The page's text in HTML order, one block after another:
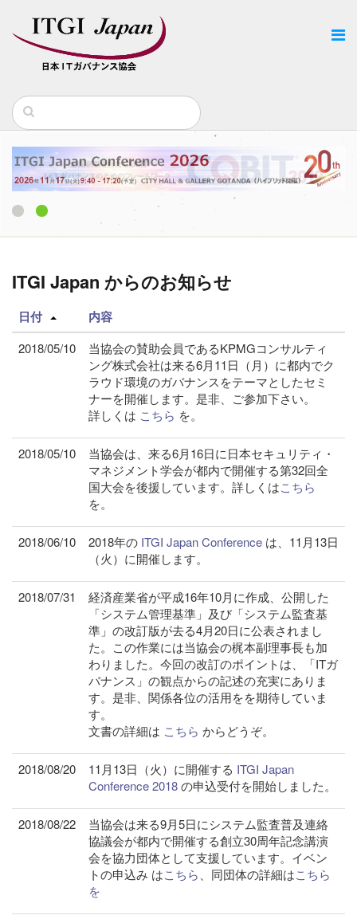
ITGI Japan からのお知らせ
日付 内容
2018/05/10
当協会の賛助会員であるKPMGコンサルティ
ング株式会社は来る6月11日（月）に都内でク
ラウド環境のガバナンスをテーマとしたセミ
ナーを開催します。是非、ご参加下さい。
詳しくは こちら を。
2018/05/10
当協会は、来る6月16日に日本セキュリティ・
マネジメント学会が都内で開催する第32回全
国大会を後援しています。詳しくはこちら
を。
2018/06/10 2018年の ITGI Japan Conference は、11月13日
（火）に開催します。
2018/07/31
経済産業省が平成16年10月に作成、公開した
「システム管理基準」及び「システム監査基
準」の改訂版が去る4月20日に公表されまし
た。この作業には当協会の梶本副理事長も加
わりました。今回の改訂のポイントは、「ITガ
バナンス」の観点からの記述の充実にありま
す。是非、関係各位の活用をを期待していま
す。
文書の詳細は こちら からどうぞ。
2018/08/20 11月13日（火）に開催する ITGI Japan
Conference 2018の申込受付を開始しました。
2018/08/22
当協会は来る9月5日にシステム監査普及連絡
協議会が都内で開催する創立30周年記念講演
会を協力団体として支援しています。イベン
トの申込み はこちら 、同団体の詳細はこちら
を